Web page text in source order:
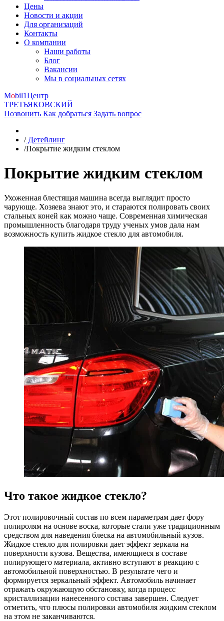
Цены
Новости и акции
Для организаций
Контакты
О компании
Наши работы
Блог
Вакансии
Мы в социальных сетях
Mobil1Центр
ТРЕТЬЯКОВСКИЙ
Позвонить Как добраться Задать вопрос
/Детейлинг
/Покрытие жидким стеклом
Покрытие жидким стеклом
Ухоженная блестящая машина всегда выглядит просто
чарующе. Хозяева знают это, и стараются полировать своих
стальных коней как можно чаще. Современная химическая
промышленность благодаря труду ученых умов дала нам
возможность купить жидкое стекло для автомобиля.
Что такое жидкое стекло?
Этот полировочный состав по всем параметрам дает фору
полиролям на основе воска, которые стали уже традиционным
средством для наведения блеска на автомобильный кузов.
Жидкое стекло для полировки дает эффект зеркала на
поверхности кузова. Вещества, имеющиеся в составе
полирующего материала, активно вступают в реакцию с
автомобильной поверхностью. В результате чего и
формируется зеркальный эффект. Автомобиль начинает
отражать окружающую обстановку, когда процесс
кристаллизации нанесенного состава завершен. Следует
отметить, что плюсы полировки автомобиля жидким стеклом
на этом не заканчиваются.